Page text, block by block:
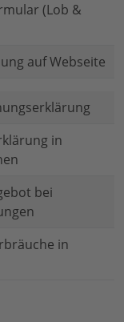
(Lob &
auf Webseite
in
bei
in